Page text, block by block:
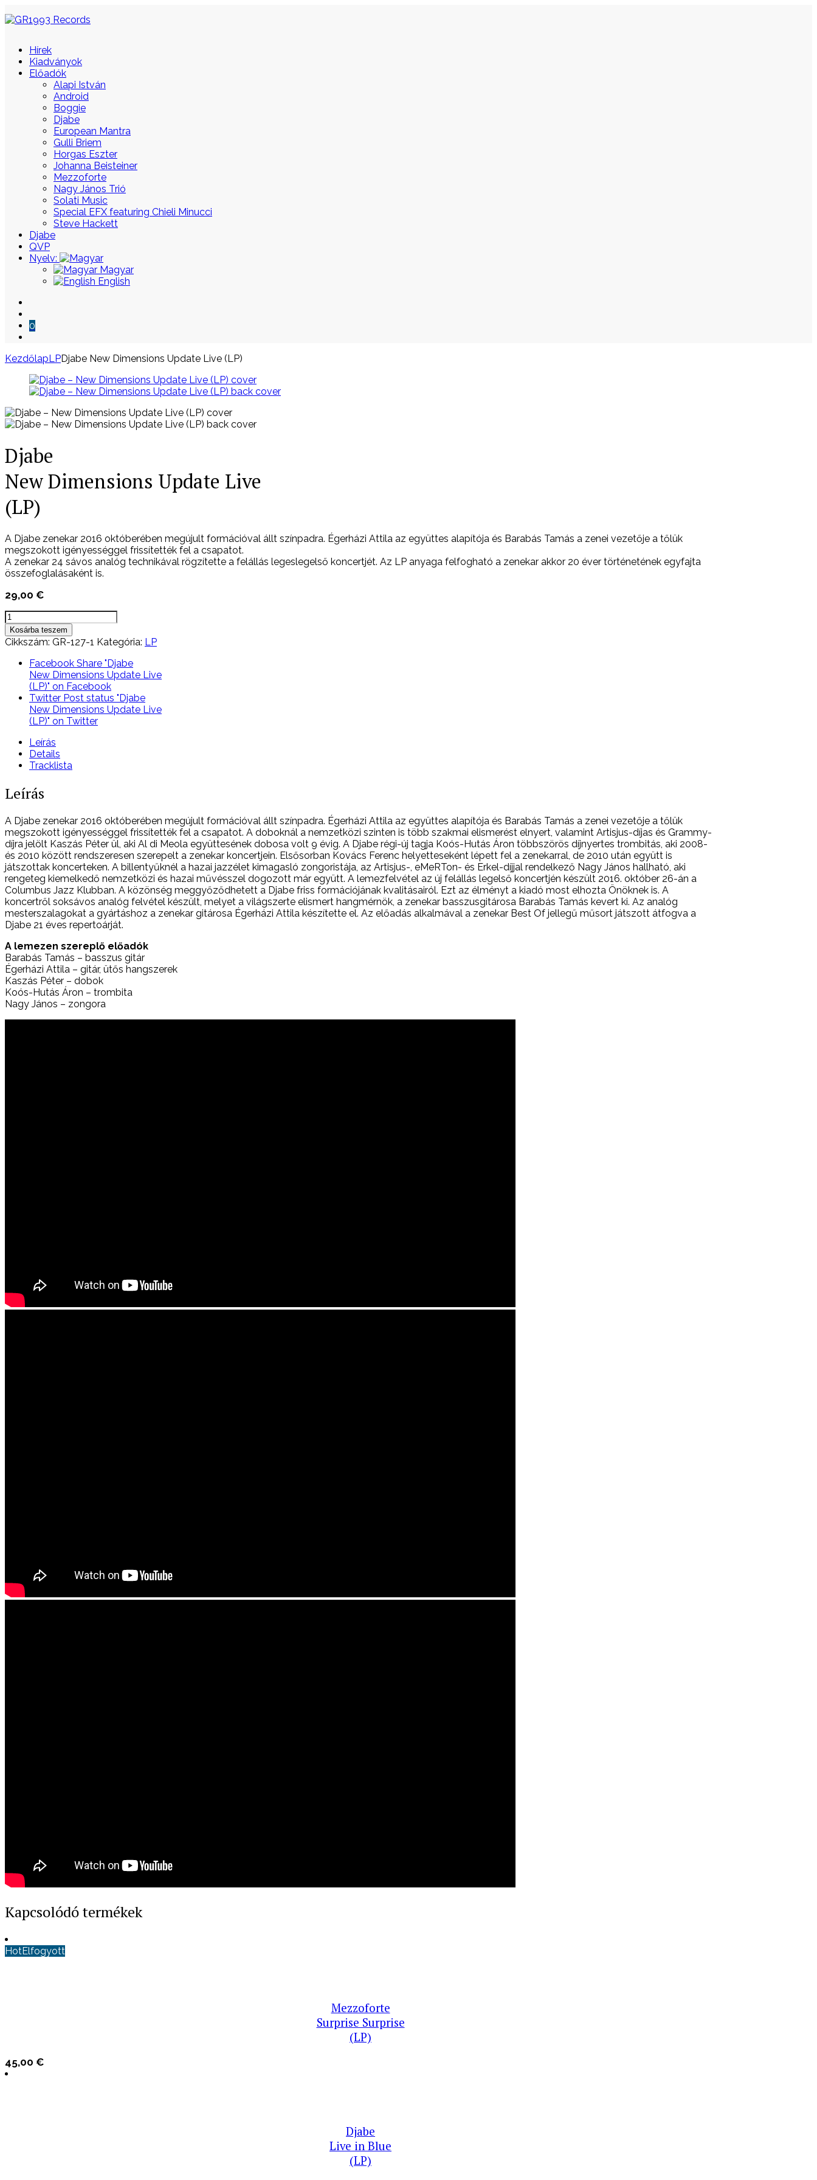
Hírek
Kiadványok
Előadók
Alapi István
Android
Boggie
Djabe
European Mantra
Gulli Briem
Horgas Eszter
Johanna Beisteiner
Mezzoforte
Nagy János Trió
Solati Music
Special EFX featuring Chieli Minucci
Steve Hackett
Djabe
QVP
Nyelv:
Magyar
English
0
KezdőlapLPDjabe New Dimensions Update Live (LP)
Djabe
New Dimensions Update Live
(LP)
A Djabe zenekar 2016 októberében megújult formációval állt színpadra. Égerházi Attila az együttes alapítója és Barabás Tamás a zenei vezetője a tőlük
megszokott igényességgel frissítették fel a csapatot.
A zenekar 24 sávos analóg technikával rögzítette a felállás legeslegelső koncertjét. Az LP anyaga felfogható a zenekar akkor 20 éver történetének egyfajta
összefoglalásaként is.
29,00 €
Djabe
New
Dimensions
Live
mennyiség
Kosárba teszem
Cikkszám: GR-127-1 Kategória: LP
Facebook Share "Djabe
New Dimensions Update Live
(LP)" on Facebook
Twitter Post status "Djabe
New Dimensions Update Live
(LP)" on Twitter
Leírás
Details
Tracklista
Leírás
A Djabe zenekar 2016 októberében megújult formációval állt színpadra. Égerházi Attila az együttes alapítója és Barabás Tamás a zenei vezetője a tőlük
megszokott igényességgel frissítették fel a csapatot. A doboknál a nemzetközi szinten is több szakmai elismerést elnyert, valamint Artisjus-díjas és Grammy-
díjra jelölt Kaszás Péter ül, aki Al di Meola együttesének dobosa volt 9 évig. A Djabe régi-új tagja Koós-Hutás Áron többszörös díjnyertes trombitás, aki 2008-
és 2010 között rendszeresen szerepelt a zenekar koncertjein. Elsősorban Kovács Ferenc helyetteseként lépett fel a zenekarral, de 2010 után együtt is
játszottak koncerteken. A billentyűknél a hazai jazzélet kimagasló zongoristája, az Artisjus-, eMeRTon- és Erkel-díjjal rendelkező Nagy János hallható, aki
rengeteg kiemelkedő nemzetközi és hazai művésszel dogozott már együtt. A lemezfelvétel az új felállás legelső koncertjén készült 2016. október 26-án a
Columbus Jazz Klubban. A közönség meggyőződhetett a Djabe friss formációjának kvalitásairól. Ezt az élményt a kiadó most elhozta Önöknek is. A
koncertről soksávos analóg felvétel készült, melyet a világszerte elismert hangmérnök, a zenekar basszusgitárosa Barabás Tamás kevert ki. Az analóg
mesterszalagokat a gyártáshoz a zenekar gitárosa Égerházi Attila készítette el. Az előadás alkalmával a zenekar Best Of jellegű műsort játszott átfogva a
Djabe 21 éves repertoárját.
A lemezen szereplő előadók
Barabás Tamás – basszus gitár
Égerházi Attila – gitár, ütős hangszerek
Kaszás Péter – dobok
Koós-Hutás Áron – trombita
Nagy János – zongora
Kapcsolódó termékek
HotElfogyott
Mezzoforte
Surprise Surprise
(LP)
45,00 €
Djabe
Live in Blue
(LP)